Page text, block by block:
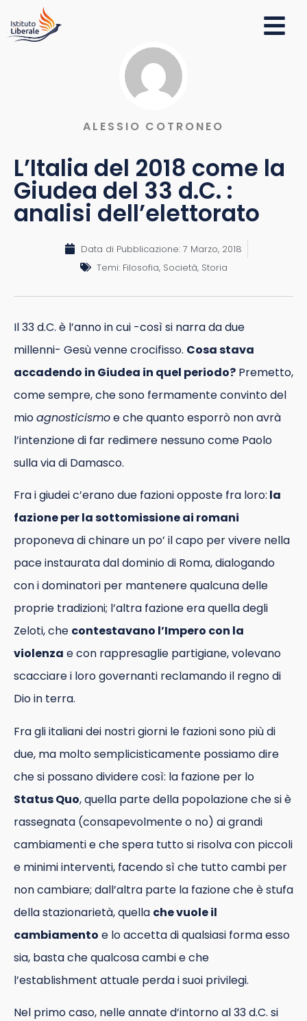
ALESSIO COTRONEO
L’Italia del 2018 come la
Giudea del 33 d.C. :
analisi dell’elettorato
Data di Pubblicazione: 7 Marzo, 2018
Temi: Filosofia, Società, Storia
Il 33 d.C. è l’anno in cui -così si narra da due
millenni- Gesù venne crocifisso. Cosa stava
accadendo in Giudea in quel periodo? Premetto,
come sempre, che sono fermamente convinto del
mioagnosticismoe che quanto esporrò non avrà
l’intenzione di far redimere nessuno come Paolo
sulla via di Damasco.
Fra i giudei c’erano due fazioni opposte fra loro: la
fazione per la sottomissione ai romani
proponeva di chinare un po’ il capo per vivere nella
pace instaurata dal dominio di Roma, dialogando
con i dominatori per mantenere qualcuna delle
proprie tradizioni; l’altra fazione era quella degli
Zeloti, che contestavano l’Impero con la
violenza e con rappresaglie partigiane, volevano
scacciare i loro governanti reclamando il regno di
Dio in terra.
Fra gli italiani dei nostri giorni le fazioni sono più di
due, ma molto semplicisticamente possiamo dire
che si possano dividere così: la fazione per lo
Status Quo, quella parte della popolazione che si è
rassegnata (consapevolmente o no) ai grandi
cambiamenti e che spera tutto si risolva con piccoli
e minimi interventi, facendo sì che tutto cambi per
non cambiare; dall’altra parte la fazione che è stufa
della stazionarietà, quella che vuole il
cambiamento e lo accetta di qualsiasi forma esso
sia, basta che qualcosa cambi e che
l’establishment attuale perda i suoi privilegi.
Nel primo caso, nelle annate d’intorno al 33 d.C. si